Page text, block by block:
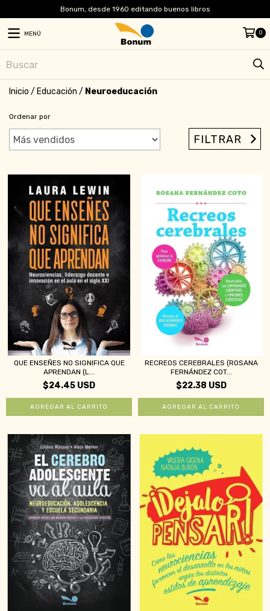
Bonum, desde 1960 editando buenos libros
MENÚ 0
Inicio / Educación / Neuroeducación
Ordenar por
FILTRAR
QUE ENSEÑES NO SIGNIFICA QUE
APRENDAN (L...
$24.45 USD
RECREOS CEREBRALES (ROSANA
FERNÁNDEZ COT...
$22.38 USD